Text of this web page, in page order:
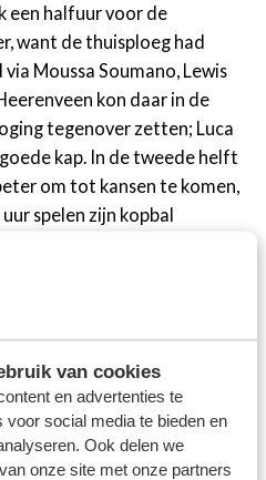
van cookies
en advertenties te
social media te bieden en
Ook delen we
onze site met onze partners
een halfuur voor de
want de thuisploeg had
Moussa Soumano, Lewis
kon daar in de
tegenover zetten; Luca
kap. In de tweede helft
om tot kansen te komen,
spelen zijn kopbal
in de wedstrijd wel
De VAR zag dat Meerveld
stond. "In de eerste helft
aan de bal, we gingen
werden achteruitgedrukt